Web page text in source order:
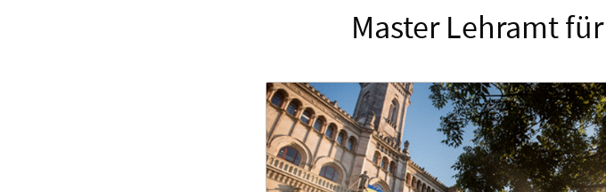
Master Lehramt